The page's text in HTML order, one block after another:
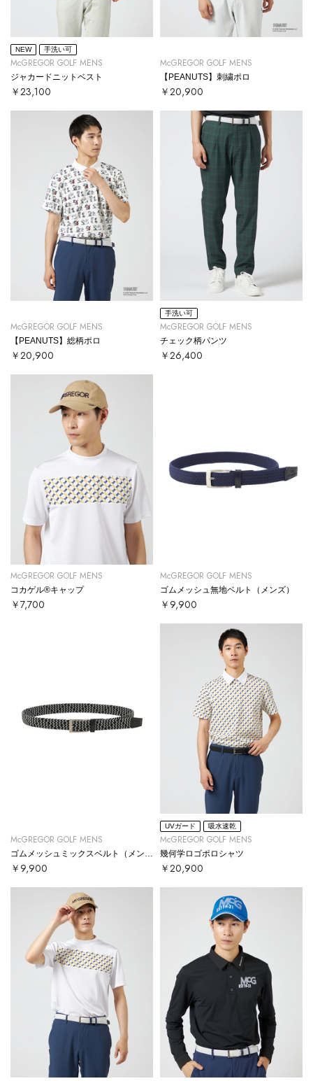
NEW 手洗い可
McGREGOR GOLF MENS
ジャカードニットベスト
￥23,100
McGREGOR GOLF MENS
【PEANUTS】刺繍ポロ
￥20,900
McGREGOR GOLF MENS
【PEANUTS】総柄ポロ
￥20,900
手洗い可
McGREGOR GOLF MENS
チェック柄パンツ
￥26,400
McGREGOR GOLF MENS
コカゲル®キャップ
￥7,700
McGREGOR GOLF MENS
ゴムメッシュ無地ベルト（メンズ）
￥9,900
McGREGOR GOLF MENS
ゴムメッシュミックスベルト（メンズ）
￥9,900
UVガード 吸水速乾
McGREGOR GOLF MENS
幾何学ロゴポロシャツ
￥20,900